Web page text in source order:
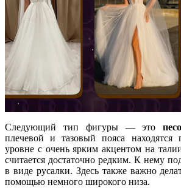
Следующий тип фигуры — это
плечевой и тазовый пояса
уровне с очень ярким акцентом на
считается достаточно редким. К нему
в виде русалки. Здесь также важно
помощью немного широкого низа.